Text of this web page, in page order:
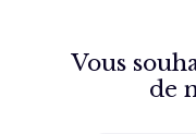
Vous
de